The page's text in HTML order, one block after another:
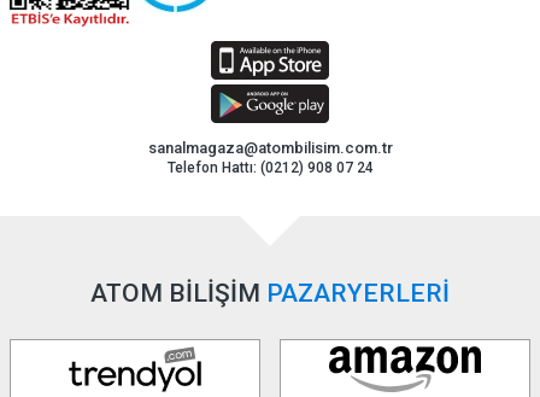
sanalmagaza@atombilisim.com.tr
Telefon Hattı: (0212) 908 07 24
ATOM BİLİŞİM PAZARYERLERİ